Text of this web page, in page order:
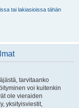
tai lakiasioissa tähän
tarvitaanko
voi kuitenkin
ole vieraiden
yksityisviestit,